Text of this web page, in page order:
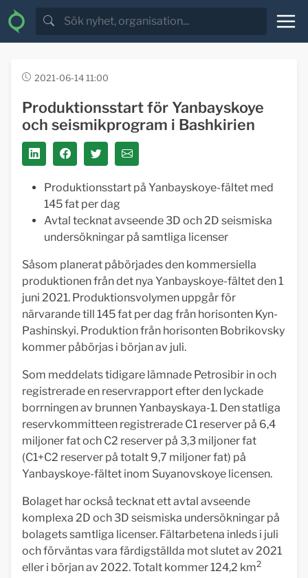
2021-06-14 11:00
Produktionsstart för Yanbayskoye
och seismikprogram i Bashkirien
Produktionsstart på Yanbayskoye-fältet med
145 fat per dag
Avtal tecknat avseende 3D och 2D seismiska
undersökningar på samtliga licenser
Såsom planerat påbörjades den kommersiella
produktionen från det nya Yanbayskoye-fältet den 1
juni 2021. Produktionsvolymen uppgår för
närvarande till 145 fat per dag från horisonten Kyn-
Pashinskyi. Produktion från horisonten Bobrikovsky
kommer påbörjas i början av juli.
Som meddelats tidigare lämnade Petrosibir in och
registrerade en reservrapport efter den lyckade
borrningen av brunnen Yanbayskaya-1. Den statliga
reservkommitteen registrerade C1 reserver på 6,4
miljoner fat och C2 reserver på 3,3 miljoner fat
(C1+C2 reserver på totalt 9,7 miljoner fat) på
Yanbayskoye-fältet inom Suyanovskoye licensen.
Bolaget har också tecknat ett avtal avseende
komplexa 2D och 3D seismiska undersökningar på
bolagets samtliga licenser. Fältarbetena inleds i juli
och förväntas vara färdigställda mot slutet av 2021
eller i början av 2022. Totalt kommer 124,2 km2